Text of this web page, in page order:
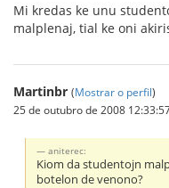
Mi kredas ke unu
malplenaj, tial ke oni
Martinbr (Mostrar o perfil)
25 de outubro de 2008
aniterec:
Kiom da studentojn
botelon de venono?